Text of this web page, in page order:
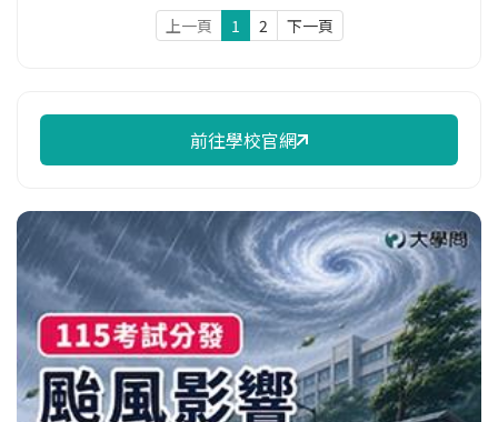
上一頁 1 2 下一頁
前往學校官網